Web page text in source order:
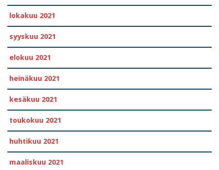
lokakuu 2021
syyskuu 2021
elokuu 2021
heinäkuu 2021
kesäkuu 2021
toukokuu 2021
huhtikuu 2021
maaliskuu 2021